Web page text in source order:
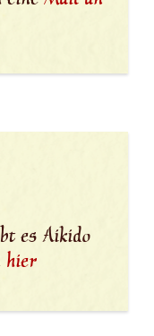
es Aikido
hier